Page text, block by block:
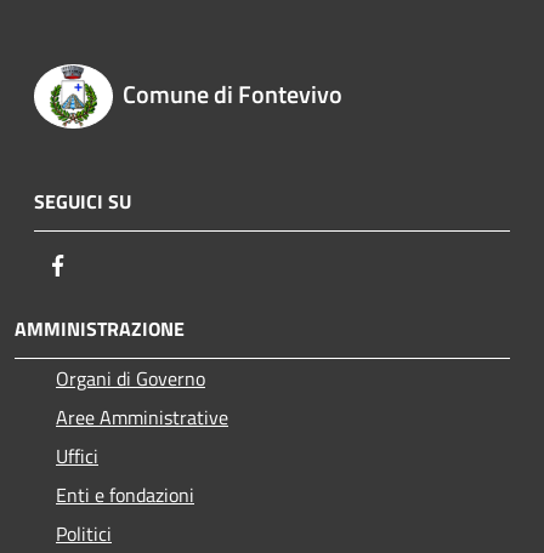
Comune di Fontevivo
SEGUICI SU
AMMINISTRAZIONE
Organi di Governo
Aree Amministrative
Uffici
Enti e fondazioni
Politici